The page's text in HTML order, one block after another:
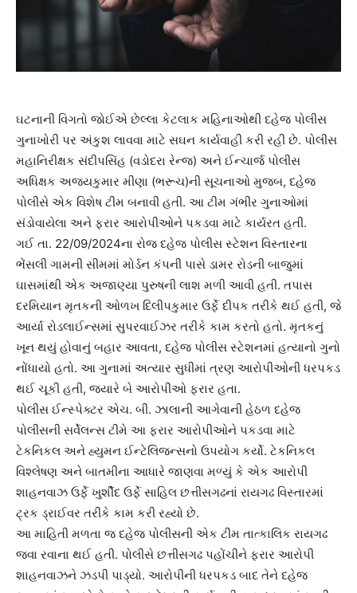
ઘટનાની વિગતો જોઈએ છેલ્લા કેટલાક મહિનાઓથી દહેજ પોલીસ
ગુનાખોરી પર અંકુશ લાવવા માટે સઘન કાર્યવાહી કરી રહી છે. પોલીસ
મહાનિરીક્ષક સંદીપસિંહ (વડોદરા રેન્જ) અને ઈન્ચાર્જ પોલીસ
અધિક્ષક અજયકુમાર મીણા (ભરૂચ)ની સૂચનાઓ મુજબ, દહેજ
પોલીસે એક વિશેષ ટીમ બનાવી હતી. આ ટીમ ગંભીર ગુનાઓમાં
સંડોવાયેલા અને ફરાર આરોપીઓને પકડવા માટે કાર્યરત હતી.
ગઈ તા. 22/09/2024ના રોજ દહેજ પોલીસ સ્ટેશન વિસ્તારના
ભેંસલી ગામની સીમમાં મોર્ડન કંપની પાસે ડામર રોડની બાજુમાં
ઘાસમાંથી એક અજાણ્યા પુરુષની લાશ મળી આવી હતી. તપાસ
દરમિયાન મૃતકની ઓળખ દિલીપકુમાર ઉર્ફે દીપક તરીકે થઈ હતી, જે
આર્યા રોડલાઈન્સમાં સુપરવાઈઝર તરીકે કામ કરતો હતો. મૃતકનું
ખૂન થયું હોવાનું બહાર આવતા, દહેજ પોલીસ સ્ટેશનમાં હત્યાનો ગુનો
નોંધાયો હતો. આ ગુનામાં અત્યાર સુધીમાં ત્રણ આરોપીઓની ધરપકડ
થઈ ચૂકી હતી, જ્યારે બે આરોપીઓ ફરાર હતા.
પોલીસ ઈન્સ્પેક્ટર એચ. બી. ઝાલાની આગેવાની હેઠળ દહેજ
પોલીસની સર્વેલન્સ ટીમે આ ફરાર આરોપીઓને પકડવા માટે
ટેકનિકલ અને હ્યુમન ઈન્ટેલિજન્સનો ઉપયોગ કર્યો. ટેકનિકલ
વિશ્લેષણ અને બાતમીના આધારે જાણવા મળ્યું કે એક આરોપી
શાહનવાઝ ઉર્ફે ખુર્શીદ ઉર્ફે સાહિલ છત્તીસગઢનાં રાયગઢ વિસ્તારમાં
ટ્રક ડ્રાઈવર તરીકે કામ કરી રહ્યો છે.
આ માહિતી મળતા જ દહેજ પોલીસની એક ટીમ તાત્કાલિક રાયગઢ
જવા રવાના થઈ હતી. પોલીસે છત્તીસગઢ પહોંચીને ફરાર આરોપી
શાહનવાઝને ઝડપી પાડ્યો. આરોપીની ધરપકડ બાદ તેને દહેજ